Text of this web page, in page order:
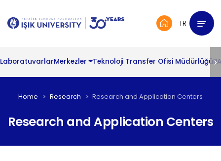
TR
LaboratuvarlarMerkezler Teknoloji Transfer Ofisi Müdürlüğü
Home Research Research and Application Centers
Research and Application Centers